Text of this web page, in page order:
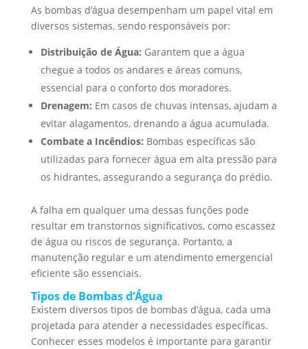
As bombas d’água desempenham um papel vital em
diversos sistemas, sendo responsáveis por:
Distribuição de Água: Garantem que a água
chegue a todos os andares e áreas comuns,
essencial para o conforto dos moradores.
Drenagem: Em casos de chuvas intensas, ajudam a
evitar alagamentos, drenando a água acumulada.
Combate a Incêndios: Bombas específicas são
utilizadas para fornecer água em alta pressão para
os hidrantes, assegurando a segurança do prédio.
A falha em qualquer uma dessas funções pode
resultar em transtornos significativos, como escassez
de água ou riscos de segurança. Portanto, a
manutenção regular e um atendimento emergencial
eficiente são essenciais.
Tipos de Bombas d’Água
Existem diversos tipos de bombas d’água, cada uma
projetada para atender a necessidades específicas.
Conhecer esses modelos é importante para garantir